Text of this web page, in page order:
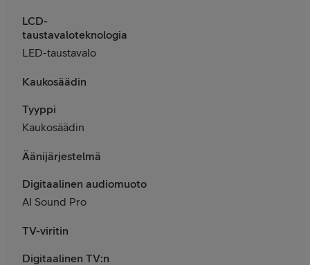
LCD-
taustavaloteknologia
LED-taustavalo
Kaukosäädin
Tyyppi
Kaukosäädin
Äänijärjestelmä
Digitaalinen audiomuoto
AI Sound Pro
TV-viritin
Digitaalinen TV:n